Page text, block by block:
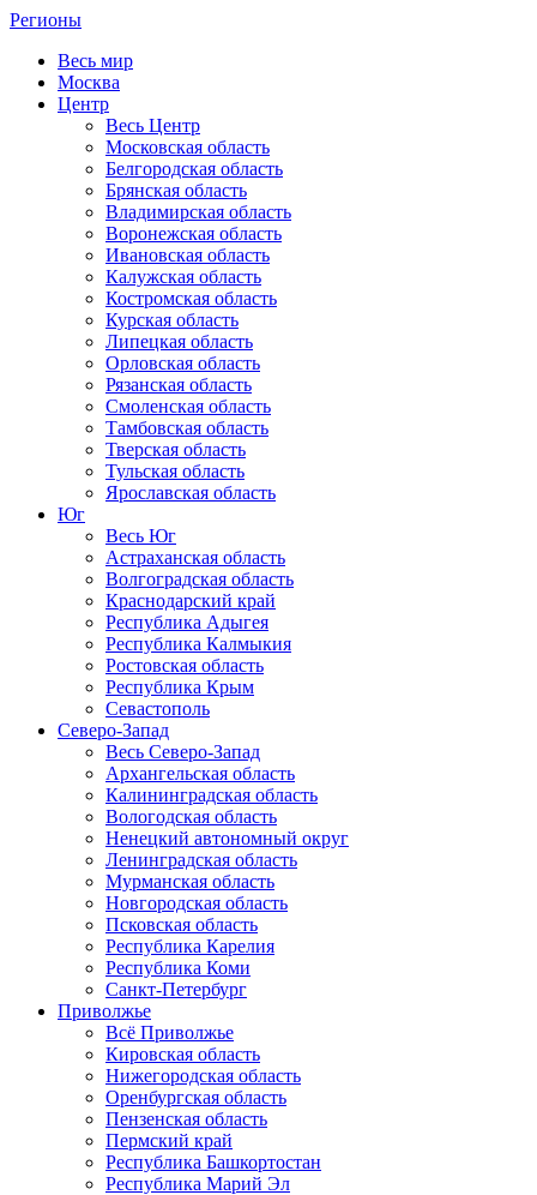
Регионы
Весь мир
Москва
Центр
Весь Центр
Московская область
Белгородская область
Брянская область
Владимирская область
Воронежская область
Ивановская область
Калужская область
Костромская область
Курская область
Липецкая область
Орловская область
Рязанская область
Смоленская область
Тамбовская область
Тверская область
Тульская область
Ярославская область
Юг
Весь Юг
Астраханская область
Волгоградская область
Краснодарский край
Республика Адыгея
Республика Калмыкия
Ростовская область
Республика Крым
Севастополь
Северо-Запад
Весь Северо-Запад
Архангельская область
Калининградская область
Вологодская область
Ненецкий автономный округ
Ленинградская область
Мурманская область
Новгородская область
Псковская область
Республика Карелия
Республика Коми
Санкт-Петербург
Приволжье
Всё Приволжье
Кировская область
Нижегородская область
Оренбургская область
Пензенская область
Пермский край
Республика Башкортостан
Республика Марий Эл